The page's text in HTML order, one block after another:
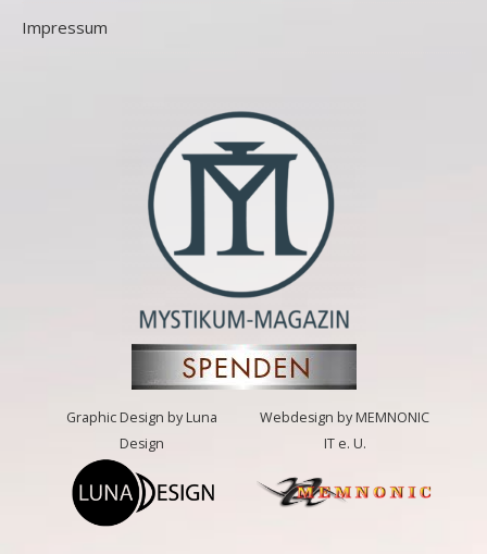
Impressum
Graphic Design by Luna
Design
Webdesign by MEMNONIC
IT e. U.